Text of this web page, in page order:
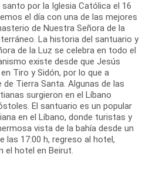
por la Iglesia Católica el 16
el día con una de las mejores
de Nuestra Señora de la
La historia del santuario y
de la Luz se celebra en todo el
existe desde que Jesús
Tiro y Sidón, por lo que a
Tierra Santa. Algunas de las
surgieron en el Líbano
El santuario es un popular
en el Líbano, donde turistas y
vista de la bahía desde un
las 17:00 h, regreso al hotel,
el hotel en Beirut.